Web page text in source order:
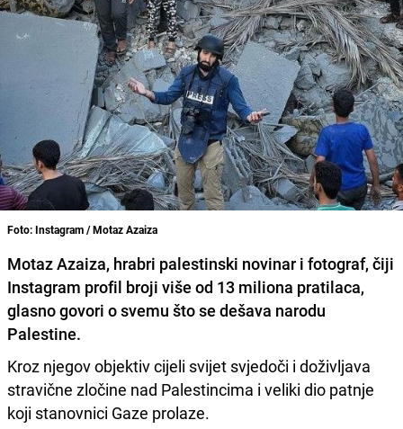
Foto: Instagram / Motaz Azaiza
Motaz Azaiza, hrabri palestinski novinar i fotograf, čiji
Instagram profil broji više od 13 miliona pratilaca,
glasno govori o svemu što se dešava narodu
Palestine.
Kroz njegov objektiv cijeli svijet svjedoči i doživljava
stravične zločine nad Palestincima i veliki dio patnje
koji stanovnici Gaze prolaze.